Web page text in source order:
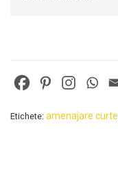
Etichete: amenajare curte